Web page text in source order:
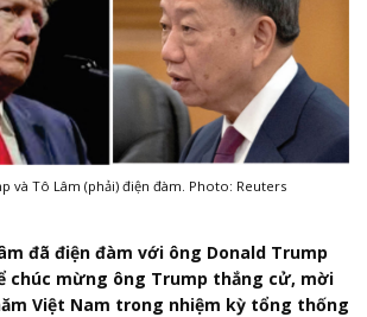
và Tô Lâm (phải) điện đàm. Photo: Reuters
đã điện đàm với ông Donald Trump
chúc mừng ông Trump thắng cử, mời
Việt Nam trong nhiệm kỳ tổng thống